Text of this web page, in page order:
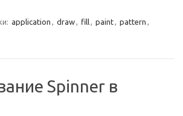
application , draw, fill, paint, pattern ,
Spinner в